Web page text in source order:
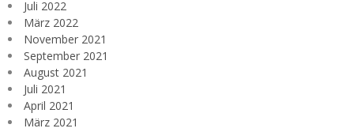
Juli 2022
März 2022
November 2021
September 2021
August 2021
Juli 2021
April 2021
März 2021